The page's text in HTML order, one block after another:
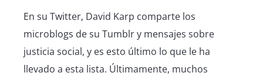
En su Twitter, David Karp comparte los
microblogs de su Tumblr y mensajes sobre
justicia social, y es esto último lo que le ha
llevado a esta lista. Últimamente, muchos